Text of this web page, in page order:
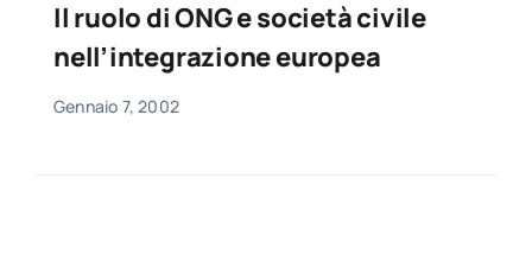
per:Il ruolo di ONG e società civile
nell’integrazione europea
Gennaio 7, 2002